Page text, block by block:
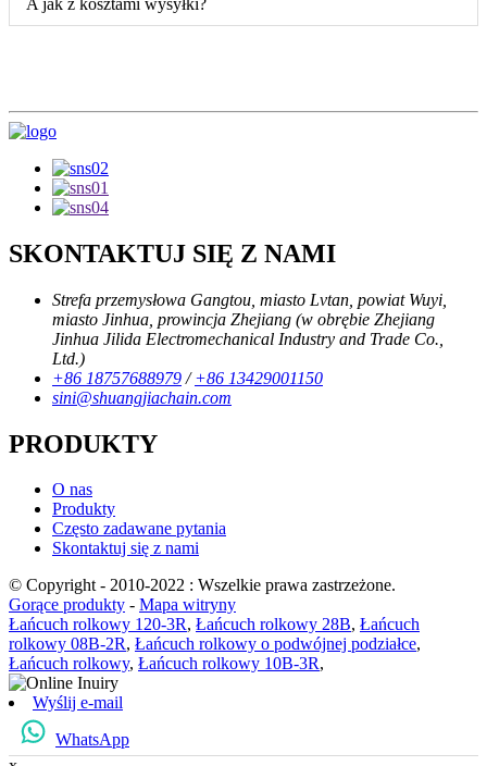
SKONTAKTUJ SIĘ Z NAMI
Strefa przemysłowa Gangtou, miasto Lvtan, powiat Wuyi,
miasto Jinhua, prowincja Zhejiang (w obrębie Zhejiang
Jinhua Jilida Electromechanical Industry and Trade Co.,
Ltd.)
+86 18757688979 /+86 13429001150
sini@shuangjiachain.com
PRODUKTY
O nas
Produkty
Często zadawane pytania
Skontaktuj się z nami
© Copyright - 2010-2022 : Wszelkie prawa zastrzeżone.
Gorące produkty - Mapa witryny
Łańcuch rolkowy 120-3R, Łańcuch rolkowy 28B, Łańcuch
rolkowy 08B-2R, Łańcuch rolkowy o podwójnej podziałce,
Łańcuch rolkowy, Łańcuch rolkowy 10B-3R,
Wyślij e-mail
WhatsApp